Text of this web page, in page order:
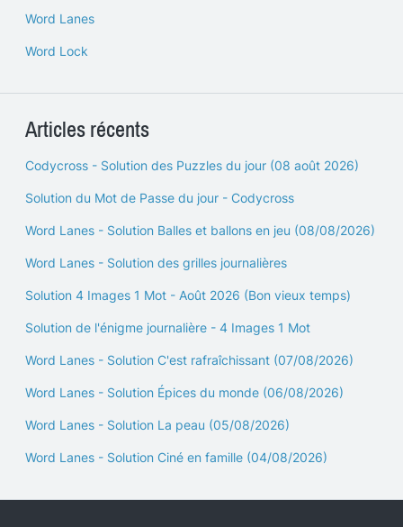
Word Lanes
Word Lock
Articles récents
Codycross - Solution des Puzzles du jour (08 août 2026)
Solution du Mot de Passe du jour - Codycross
Word Lanes - Solution Balles et ballons en jeu (08/08/2026)
Word Lanes - Solution des grilles journalières
Solution 4 Images 1 Mot - Août 2026 (Bon vieux temps)
Solution de l'énigme journalière - 4 Images 1 Mot
Word Lanes - Solution C'est rafraîchissant (07/08/2026)
Word Lanes - Solution Épices du monde (06/08/2026)
Word Lanes - Solution La peau (05/08/2026)
Word Lanes - Solution Ciné en famille (04/08/2026)